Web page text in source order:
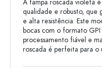
A tampa roscada violeta
qualidade e robusto, que
e alta resistência. Este
bocas com o formato
processamento fiável e
roscada é perfeita para o